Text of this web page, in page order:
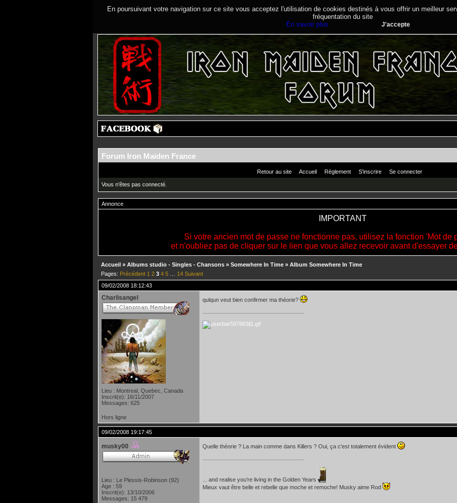
En poursuivant votre navigation sur ce site vous acceptez l'utilisation de cookies destinés à vous offrir un meilleur
fréquentation du site
En savoir plus
J'accepte
Forum Iron Maiden France
Retour au site Accueil Règlement S'inscrire Se connecter
Vous n'êtes pas connecté.
Annonce
IMPORTANT
Si votre ancien mot de passe ne fonctionne pas, utilisez la fonction 'Mot de
et n'oubliez pas de cliquer sur le lien que vous allez recevoir avant d'essayer
Accueil » Albums studio - Singles - Chansons » Somewhere In Time » Album Somewhere In Time
Pages: Précédent 1 2 3 4 5 14 Suivant
09/02/2008 18:12:43
Charlisangel
Lieu : Montreal, Quebec, Canada
Inscrit(e): 16/11/2007
Messages: 625
qulqun veut bien confirmer ma théorie?
Hors ligne
09/02/2008 19:17:45
musky00
Lieu : Le Plessis-Robinson (92)
Age : 59
Inscrit(e): 13/10/2006
Messages: 15 479
Quelle théorie ? La main comme dans Killers ? Oui, ça c'est totalement évident
... and realise you're living in the Golden Years
Mieux vaut être belle et rebelle que moche et remoche! Musky aime Rod